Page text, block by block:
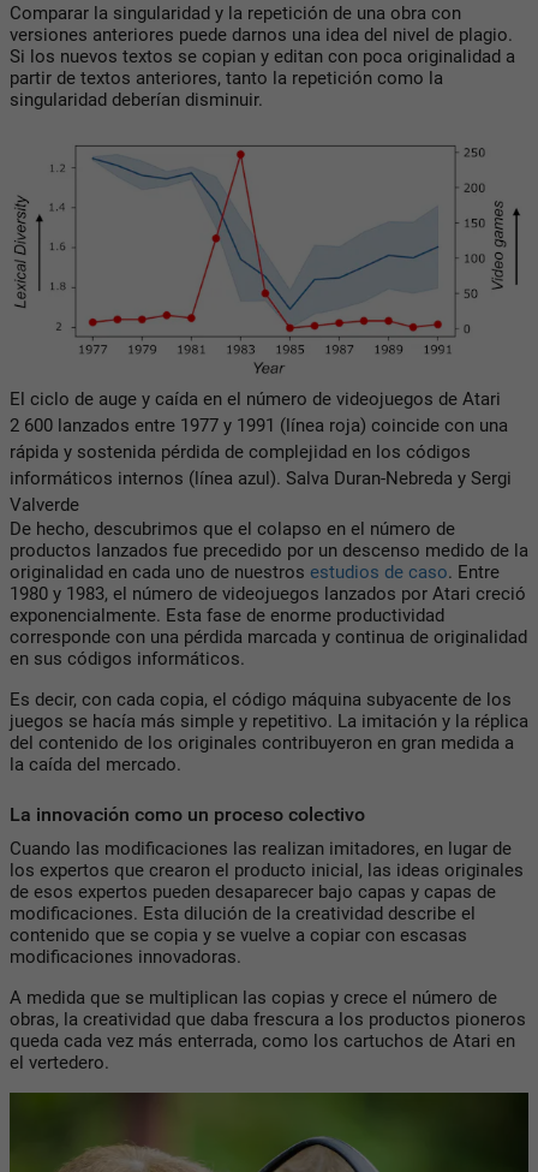
Comparar la singularidad y la repetición de una obra con
versiones anteriores puede darnos una idea del nivel de plagio.
Si los nuevos textos se copian y editan con poca originalidad a
partir de textos anteriores, tanto la repetición como la
singularidad deberían disminuir.
El ciclo de auge y caída en el número de videojuegos de Atari
2 600 lanzados entre 1977 y 1991 (línea roja) coincide con una
rápida y sostenida pérdida de complejidad en los códigos
informáticos internos (línea azul). Salva Duran-Nebreda y Sergi
Valverde
De hecho, descubrimos que el colapso en el número de
productos lanzados fue precedido por un descenso medido de la
originalidad en cada uno de nuestros estudios de caso. Entre
1980 y 1983, el número de videojuegos lanzados por Atari creció
exponencialmente. Esta fase de enorme productividad
corresponde con una pérdida marcada y continua de originalidad
en sus códigos informáticos.
Es decir, con cada copia, el código máquina subyacente de los
juegos se hacía más simple y repetitivo. La imitación y la réplica
del contenido de los originales contribuyeron en gran medida a
la caída del mercado.
La innovación como un proceso colectivo
Cuando las modificaciones las realizan imitadores, en lugar de
los expertos que crearon el producto inicial, las ideas originales
de esos expertos pueden desaparecer bajo capas y capas de
modificaciones. Esta dilución de la creatividad describe el
contenido que se copia y se vuelve a copiar con escasas
modificaciones innovadoras.
A medida que se multiplican las copias y crece el número de
obras, la creatividad que daba frescura a los productos pioneros
queda cada vez más enterrada, como los cartuchos de Atari en
el vertedero.